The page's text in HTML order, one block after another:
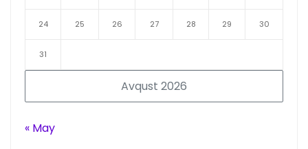
Avqust 2026
24 25 26 27 28 29 30
31
« May